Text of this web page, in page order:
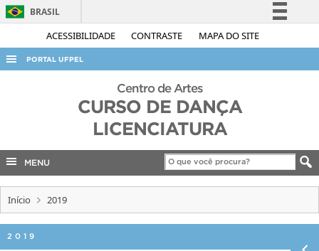
ACESSIBILIDADE CONTRASTE MAPA DO SITE
BRASIL
Simplifique!
Acesso à informação
Legislação
PORTAL UFPEL
ACESSO À INFORMAÇÃO
INTERNACIONAL
Centro de Artes
CURSO DE DANÇA
LICENCIATURA
MENU
Início 2019
2019